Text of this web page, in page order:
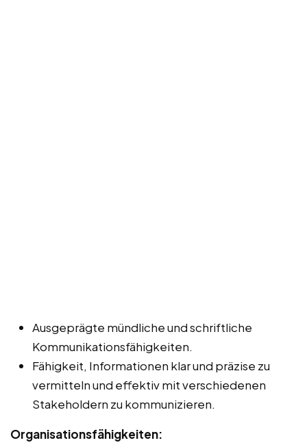
Ausgeprägte mündliche und schriftliche
Kommunikationsfähigkeiten.
Fähigkeit, Informationen klar und präzise zu
vermitteln und effektiv mit verschiedenen
Stakeholdern zu kommunizieren.
Organisationsfähigkeiten: